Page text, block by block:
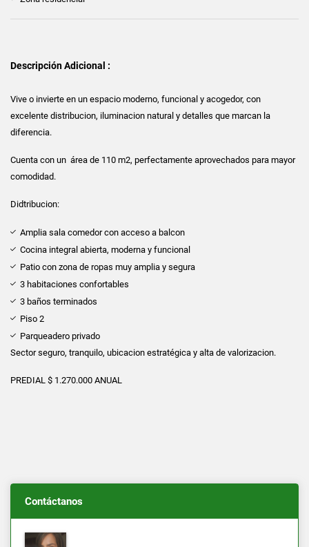
Descripción Adicional :
Vive o invierte en un espacio moderno, funcional y acogedor, con
excelente distribucion, iluminacion natural y detalles que marcan la
diferencia.
Cuenta con un área de 110 m2, perfectamente aprovechados para mayor
comodidad.
Didtribucion:
Amplia sala comedor con acceso a balcon
Cocina integral abierta, moderna y funcional
Patio con zona de ropas muy amplia y segura
3 habitaciones confortables
3 baños terminados
Piso 2
Parqueadero privado
Sector seguro, tranquilo, ubicacion estratégica y alta de valorizacion.
PREDIAL $ 1.270.000 ANUAL
Contáctanos